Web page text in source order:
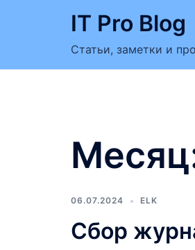
содержимому
IT Pro Blog
Статьи, заметки и
06.07.2024 ELK
Сбор